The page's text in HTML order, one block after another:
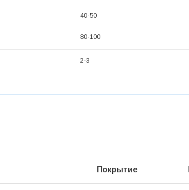
40-50
80-100
2-3
Покрытие